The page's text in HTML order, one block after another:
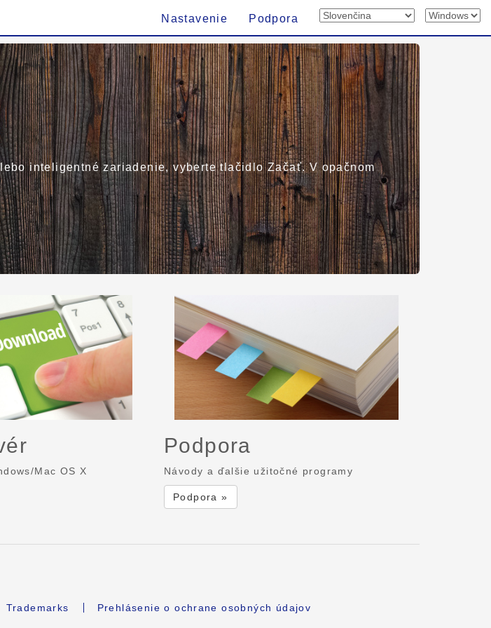
Nastavenie Podpora
inteligentné zariadenie, vyberte tlačidlo Začať. V opačnom
Mac OS X
Podpora
Návody a ďalšie užitočné programy
Podpora »
Trademarks Prehlásenie o ochrane osobných údajov